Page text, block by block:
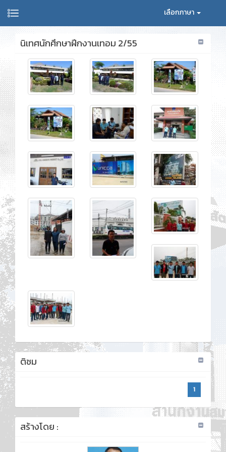
เลือกภาษา
นิเทศนักศึกษาฝึกงานเทอม 2/55
ติชม
1
สร้างโดย :